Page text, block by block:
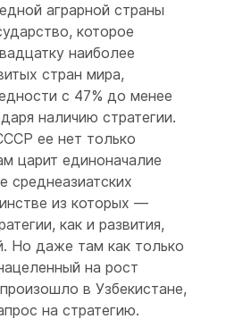
аграрной страны
которое
наиболее
стран мира,
с 47% до менее
наличию стратегии.
ее нет только
царит единоначалие
среднеазиатских
из которых —
как и развития,
Но даже там как только
на рост
в Узбекистане,
на стратегию.